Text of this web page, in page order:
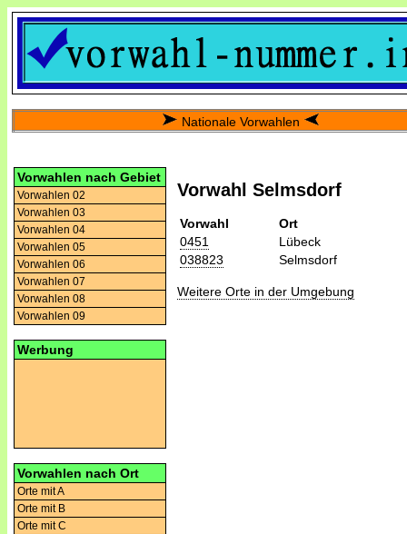
Nationale Vorwahlen
Vorwahlen nach Gebiet
Vorwahlen 02
Vorwahlen 03
Vorwahlen 04
Vorwahlen 05
Vorwahlen 06
Vorwahlen 07
Vorwahlen 08
Vorwahlen 09
Werbung
Vorwahlen nach Ort
Orte mit A
Orte mit B
Orte mit C
Vorwahl Selmsdorf
Vorwahl
Ort
0451
Lübeck
038823
Selmsdorf
Weitere Orte in der Umgebung